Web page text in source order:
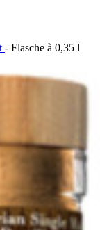
- Flasche à 0,35 l